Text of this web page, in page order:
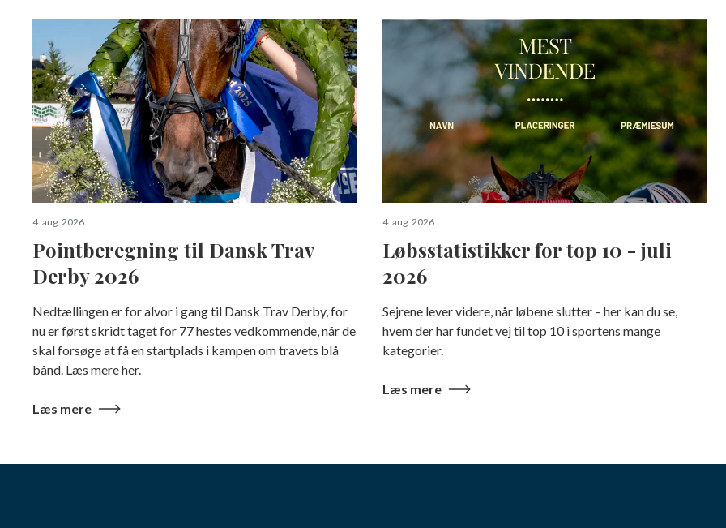
4. aug. 2026
Pointberegning til Dansk Trav
Derby 2026
Nedtællingen er for alvor i gang til Dansk Trav Derby, for
nu er først skridt taget for 77 hestes vedkommende, når de
skal forsøge at få en startplads i kampen om travets blå
bånd. Læs mere her.
Læs mere
4. aug. 2026
Løbsstatistikker for top 10 - juli
2026
Sejrene lever videre, når løbene slutter – her kan du se,
hvem der har fundet vej til top 10 i sportens mange
kategorier.
Læs mere